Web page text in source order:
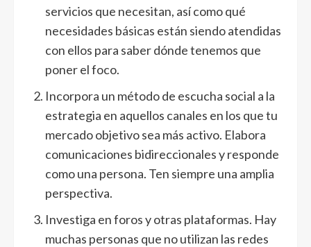
servicios que necesitan, así como qué
necesidades básicas están siendo atendidas
con ellos para saber dónde tenemos que
poner el foco.
Incorpora un método de escucha social a la
estrategia en aquellos canales en los que tu
mercado objetivo sea más activo. Elabora
comunicaciones bidireccionales y responde
como una persona. Ten siempre una amplia
perspectiva.
Investiga en foros y otras plataformas. Hay
muchas personas que no utilizan las redes